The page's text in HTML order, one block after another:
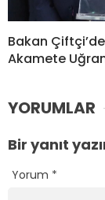
Bakan
Akamete
YORUMLAR
Bir yanıt
Yorum *